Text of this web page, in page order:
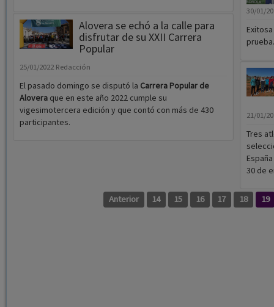
Alovera se echó a la calle para
disfrutar de su XXII Carrera
Popular
25/01/2022 Redacción
El pasado domingo se disputó la Carrera Popular de
Aloveraque en este año 2022 cumple su
vigesimotercera edición y que contó con más de 430
participantes.
30/01/
prueba.
21/01/
Tres
30 de
Anterior 14 15 16 17 18 19